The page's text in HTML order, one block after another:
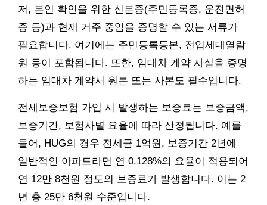
저, 본인 확인을 위한 신분증(주민등록증, 운전면허
증 등)과 현재 거주 중임을 증명할 수 있는 서류가
필요합니다. 여기에는 주민등록등본, 전입세대열람
원 등이 포함됩니다. 또한, 임대차 계약 사실을 증명
하는 임대차 계약서 원본 또는 사본도 필수입니다.
전세보증보험 가입 시 발생하는 보증료는 보증금액,
보증기간, 보험사별 요율에 따라 산정됩니다. 예를
들어, HUG의 경우 전세금 1억원, 보증기간 2년에
일반적인 아파트라면 연 0.128%의 요율이 적용되어
연 12만 8천원 정도의 보증료가 발생합니다. 이는 2
년 총 25만 6천원 수준입니다.